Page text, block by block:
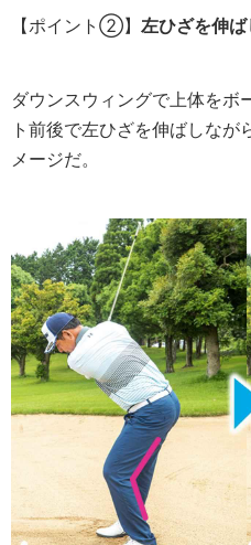
【ポイント②】 左ひざを伸ば
ダウンスウィングで上体をボ
ト前後で左ひざを伸ばしなが
メージだ。